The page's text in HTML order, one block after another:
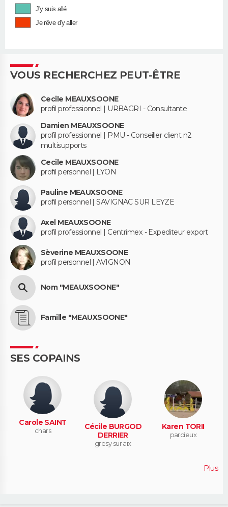
J'y suis allé
Je rêve d'y aller
VOUS RECHERCHEZ PEUT-ÊTRE
Cecile MEAUXSOONE
profil professionnel | URBAGRI - Consultante
Damien MEAUXSOONE
profil professionnel | PMU - Conseiller client n2
multisupports
Cecile MEAUXSOONE
profil personnel | LYON
Pauline MEAUXSOONE
profil personnel | SAVIGNAC SUR LEYZE
Axel MEAUXSOONE
profil professionnel | Centrimex - Expediteur export
Sèverine MEAUXSOONE
profil personnel | AVIGNON
Nom "MEAUXSOONE"
Famille "MEAUXSOONE"
SES COPAINS
Carole SAINT
chars
Cécile BURGOD
DERRIER
gresy sur aix
Karen TORII
parcieux
Plus